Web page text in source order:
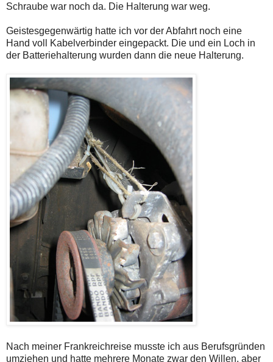
Schraube war noch da. Die Halterung war weg.
Geistesgegenwärtig hatte ich vor der Abfahrt noch eine
Hand voll Kabelverbinder eingepackt. Die und ein Loch in
der Batteriehalterung wurden dann die neue Halterung.
Nach meiner Frankreichreise musste ich aus Berufsgründen
umziehen und hatte mehrere Monate zwar den Willen, aber